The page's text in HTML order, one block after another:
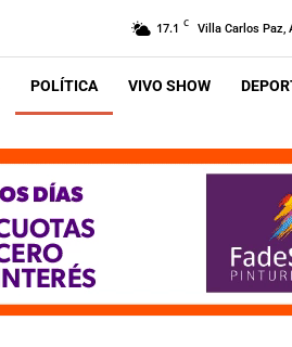
17.1 C Villa Carlos Paz,
POLÍTICA VIVO SHOW